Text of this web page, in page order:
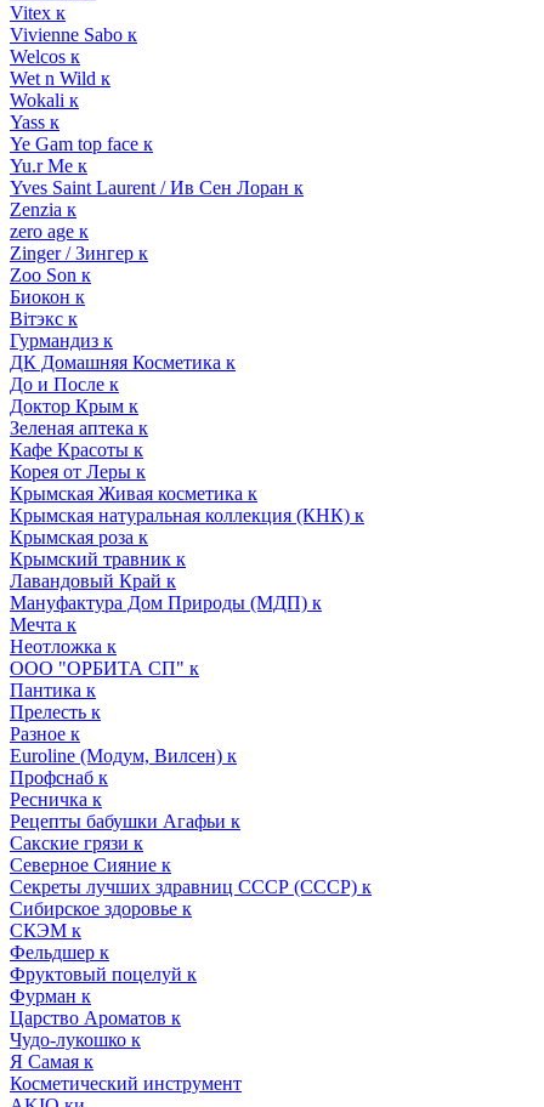
Vitex к
Vivienne Sabo к
Welcos к
Wet n Wild к
Wokali к
Yass к
Ye Gam top face к
Yu.r Me к
Yves Saint Laurent / Ив Сен Лоран к
Zenzia к
zero age к
Zinger / Зингер к
Zoo Son к
Биокон к
Вiтэкс к
Гурмандиз к
ДК Домашняя Косметика к
До и После к
Доктор Крым к
Зеленая аптека к
Кафе Красоты к
Корея от Леры к
Крымская Живая косметика к
Крымская натуральная коллекция (КНК) к
Крымская роза к
Крымский травник к
Лавандовый Край к
Мануфактура Дом Природы (МДП) к
Мечта к
Неотложка к
ООО "ОРБИТА СП" к
Пантика к
Прелесть к
Разное к
Euroline (Модум, Вилсен) к
Профснаб к
Ресничка к
Рецепты бабушки Агафьи к
Сакские грязи к
Северное Сияние к
Секреты лучших здравниц СССР (СССР) к
Сибирское здоровье к
СКЭМ к
Фельдшер к
Фруктовый поцелуй к
Фурман к
Царство Ароматов к
Чудо-лукошко к
Я Самая к
Косметический инструмент